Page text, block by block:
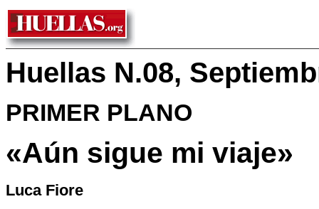
Huellas N.08,
PRIMER PLANO
«Aún sigue mi viaje»
Luca Fiore